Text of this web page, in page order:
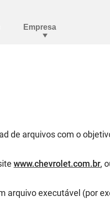
de arquivos com o
www.chevrolet.com.br,
executável (por